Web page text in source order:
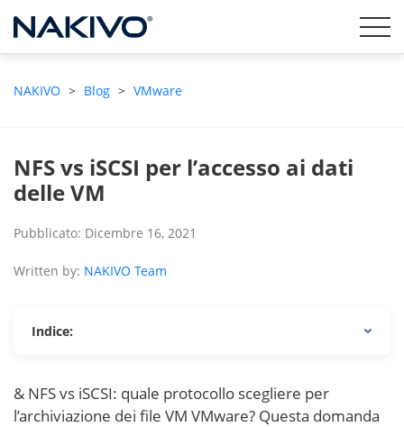
NAKIVO > Blog > VMware
NFS vs iSCSI per l’accesso ai dati
delle VM
Pubblicato: Dicembre 16, 2021
Written by: NAKIVO Team
Indice:
& NFS vs iSCSI: quale protocollo scegliere per
l’archiviazione dei file VM VMware? Questa domanda